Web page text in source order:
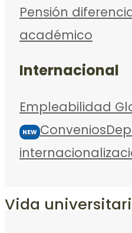
Pensión
académico
Internacional
Empleabilidad
NEW Convenios
Vida